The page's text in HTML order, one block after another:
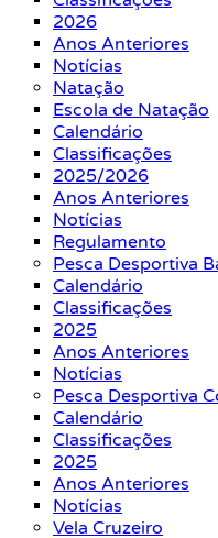
2026
Anos Anteriores
Notícias
Natação
Escola de Natação
Calendário
Classificações
2025/2026
Anos Anteriores
Notícias
Regulamento
Pesca Desportiva
Calendário
Classificações
2025
Anos Anteriores
Notícias
Pesca Desportiva
Calendário
Classificações
2025
Anos Anteriores
Notícias
Vela Cruzeiro